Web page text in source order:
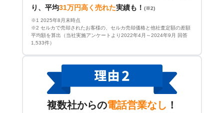
り、平均31万円高く売れた実績も！ (※2)
※1 2025年8月末時点
※2 セルカで売却されたお客様の、セルカ売却価格と他社査定額の差額
平均額を算出（当社実施アンケートより2022年4月～2024年9月 回答
1,533件）
複数社からの電話営業なし ！